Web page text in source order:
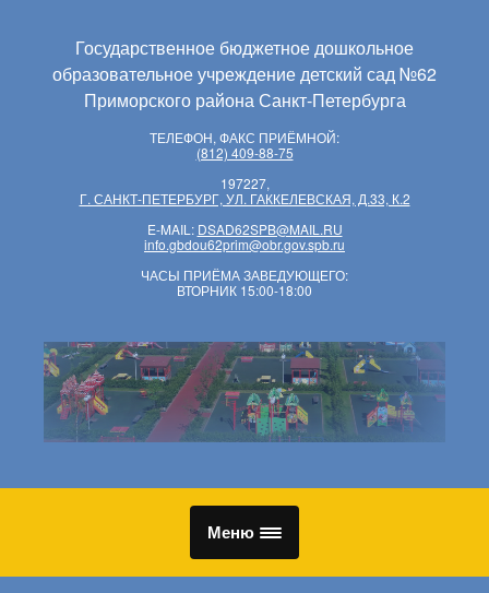
Государственное бюджетное дошкольное
образовательное учреждение детский сад №62
Приморского района Санкт-Петербурга
ТЕЛЕФОН, ФАКС ПРИЁМНОЙ:
(812) 409-88-75
197227,
Г. САНКТ-ПЕТЕРБУРГ, УЛ. ГАККЕЛЕВСКАЯ, Д.33, К.2
E-MAIL: DSAD62SPB@MAIL.RU
info.gbdou62prim@obr.gov.spb.ru
ЧАСЫ ПРИЁМА ЗАВЕДУЮЩЕГО:
ВТОРНИК 15:00-18:00
Меню